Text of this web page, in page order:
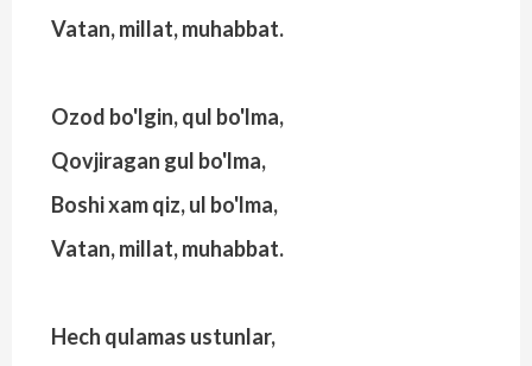
Vatan, millat, muhabbat.
Ozod bo'lgin, qul bo'lma,
Qovjiragan gul bo'lma,
Boshi xam qiz, ul bo'lma,
Vatan, millat, muhabbat.
Hech qulamas ustunlar,